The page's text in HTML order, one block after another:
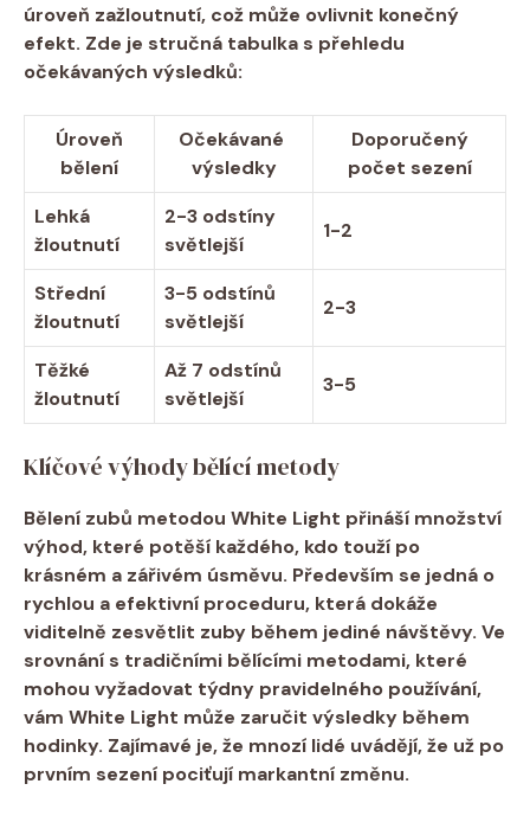
úroveň ‍zažloutnutí, což‍ může ovlivnit konečný
efekt. Zde je stručná tabulka s přehledu
očekávaných výsledků:
Úroveň⁤
bělení
Očekávané ​
výsledky
Doporučený
počet sezení
Lehká
⁢žloutnutí
2-3 odstíny
světlejší
1-2
Střední
žloutnutí
3-5 odstínů
světlejší
2-3
Těžké‍
žloutnutí
Až 7‍ odstínů
světlejší
3-5
Klíčové výhody bělící⁣ metody
Bělení ‌zubů metodou White Light⁣ přináší množství
výhod, ‍které potěší každého, kdo touží po
krásném a⁣ zářivém úsměvu. Především se jedná o⁣
rychlou a efektivní proceduru, která⁤ dokáže
viditelně zesvětlit zuby během jediné návštěvy.⁢ Ve
srovnání s tradičními bělícími metodami,​ které
mohou vyžadovat týdny pravidelného používání,
vám White Light může zaručit⁤ výsledky během
hodinky. Zajímavé je,⁤ že mnozí lidé uvádějí, že už po
prvním sezení pociťují markantní změnu.